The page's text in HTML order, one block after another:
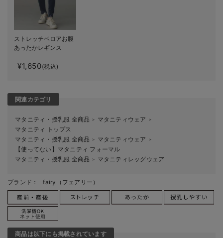
ストレッチベロアお腹
あったかレギンス
タニティ・産後 【出産
¥1,650(税込)
関連カテゴリ
マタニティ・授乳服 全商品 ＞ マタニティウェア ＞
マタニティ トップス
マタニティ・授乳服 全商品 ＞ マタニティウェア ＞
【使ってない】マタニティ フォーマル
マタニティ・授乳服 全商品 ＞ マタニティレッグウェア
ブランド： fairy（フェアリー）
商品は以下にも掲載されています